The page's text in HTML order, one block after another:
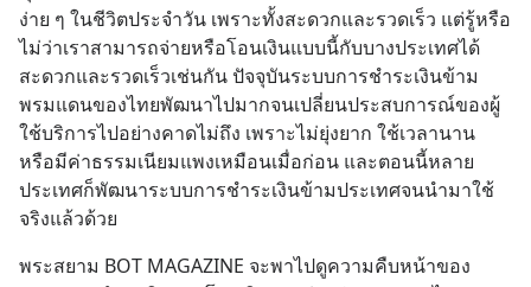
ง่าย ๆ ในชีวิตประจำวัน เพราะทั้งสะดวกและรวดเร็ว แต่รู้หรือ
ไม่ว่าเราสามารถจ่ายหรือโอนเงินแบบนี้กับบางประเทศได้
สะดวกและรวดเร็วเช่นกัน ปัจจุบันระบบการชำระเงินข้าม
พรมแดนของไทยพัฒนาไปมากจนเปลี่ยนประสบการณ์ของผู้
ใช้บริการไปอย่างคาดไม่ถึง เพราะไม่ยุ่งยาก ใช้เวลานาน
หรือมีค่าธรรมเนียมแพงเหมือนเมื่อก่อน และตอนนี้หลาย
ประเทศก็พัฒนาระบบการชำระเงินข้ามประเทศจนนำมาใช้
จริงแล้วด้วย
พระสยาม BOT MAGAZINE จะพาไปดูความคืบหน้าของ